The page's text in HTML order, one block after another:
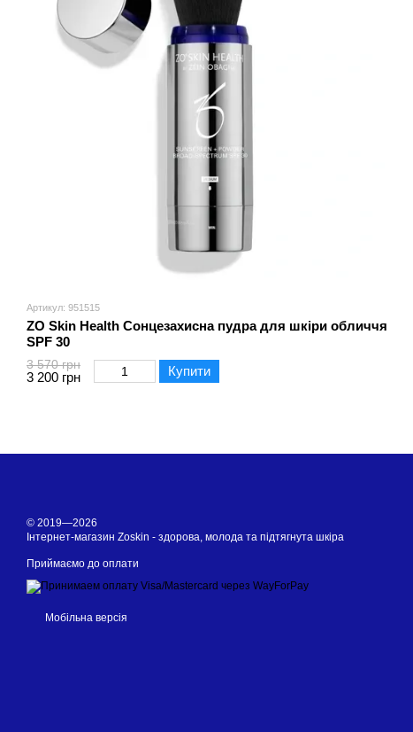
Артикул: 951515
ZO Skin Health Сонцезахисна пудра для шкіри обличчя
SPF 30
3 570 грн
3 200 грн Купити
© 2019—2026
Інтернет-магазин Zoskin - здорова, молода та підтягнута шкіра
Приймаємо до оплати
Мобільна версія